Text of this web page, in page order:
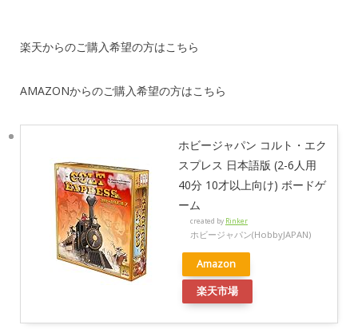
楽天からのご購入希望の方はこちら
AMAZONからのご購入希望の方はこちら
ホビージャパン コルト・エク
スプレス 日本語版 (2-6人用
40分 10才以上向け) ボードゲ
ーム
created by Rinker
ホビージャパン(HobbyJAPAN)
Amazon
楽天市場